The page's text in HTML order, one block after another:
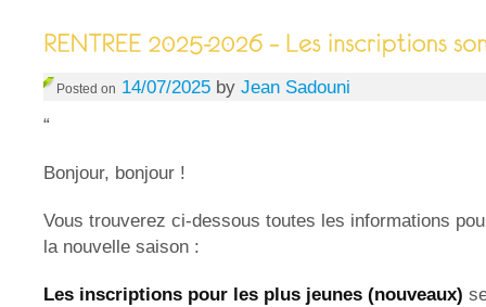
Posted on 14/07/2025 by Jean Sadouni
“
Bonjour, bonjour !
Vous trouverez ci-dessous toutes les informations
la nouvelle saison :
Les inscriptions pour les plus jeunes (nouveaux)